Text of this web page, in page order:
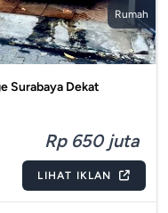
Rumah
Surabaya Dekat
Rp 650 juta
LIHAT IKLAN